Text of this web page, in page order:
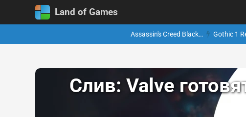
Land of Games
Assassin's Creed Black… Gothic 1
Слив: Valve